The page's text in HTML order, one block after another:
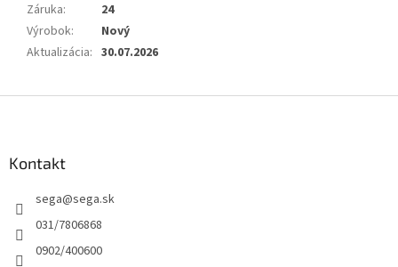
Záruka:
24
Výrobok:
Nový
Aktualizácia: 30.07.2026
Kontakt
sega@sega.sk
031/7806868
0902/400600